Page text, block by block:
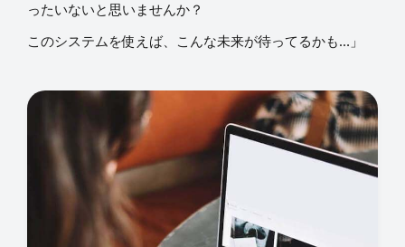
ったいないと思いませんか？
このシステムを使えば、こんな未来が待ってるかも…」